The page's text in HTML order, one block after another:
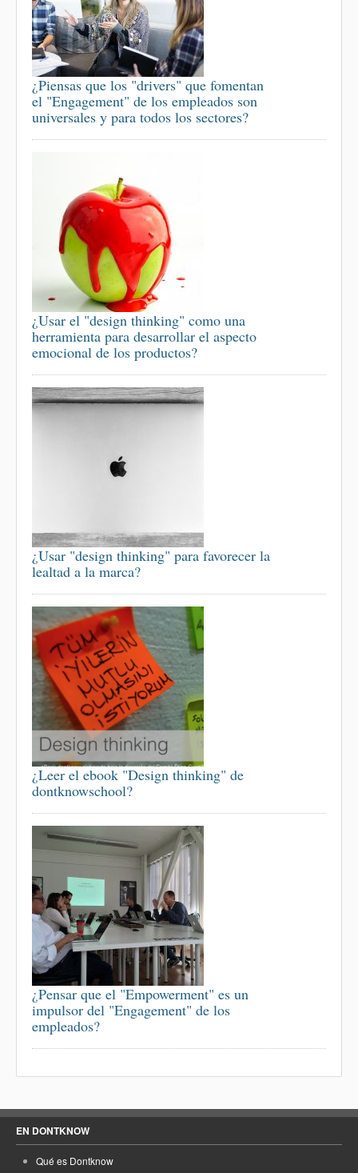
¿Piensas que los "drivers" que fomentan
el "Engagement" de los empleados son
universales y para todos los sectores?
¿Usar el "design thinking" como una
herramienta para desarrollar el aspecto
emocional de los productos?
¿Usar "design thinking" para favorecer la
lealtad a la marca?
¿Leer el ebook "Design thinking" de
dontknowschool?
¿Pensar que el "Empowerment" es un
impulsor del "Engagement" de los
empleados?
EN DONTKNOW
Qué es Dontknow